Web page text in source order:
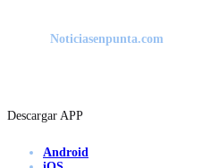
Noticiasenpunta.com
Descargar APP
Android